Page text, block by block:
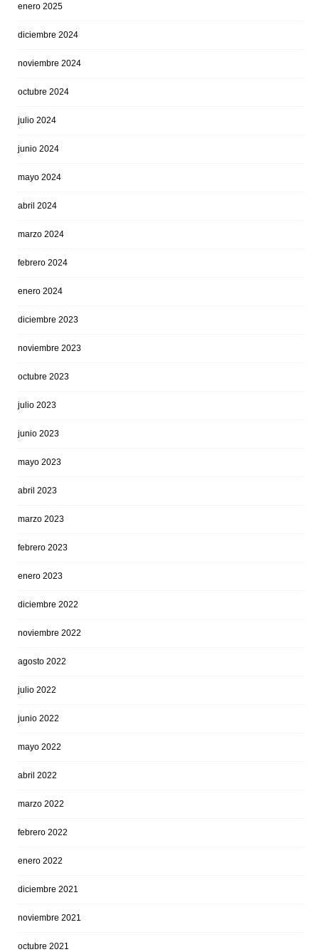
enero 2025
diciembre 2024
noviembre 2024
octubre 2024
julio 2024
junio 2024
mayo 2024
abril 2024
marzo 2024
febrero 2024
enero 2024
diciembre 2023
noviembre 2023
octubre 2023
julio 2023
junio 2023
mayo 2023
abril 2023
marzo 2023
febrero 2023
enero 2023
diciembre 2022
noviembre 2022
agosto 2022
julio 2022
junio 2022
mayo 2022
abril 2022
marzo 2022
febrero 2022
enero 2022
diciembre 2021
noviembre 2021
octubre 2021